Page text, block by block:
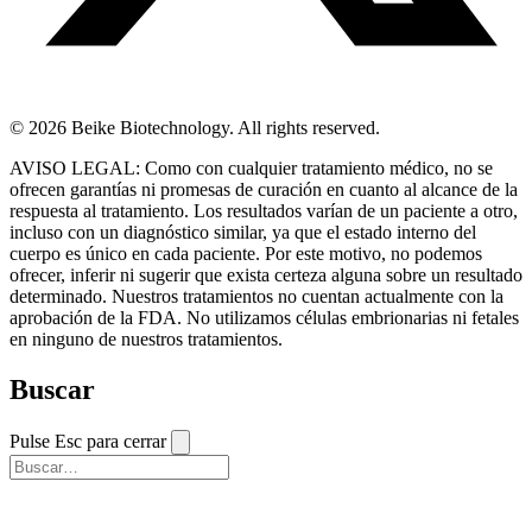
© 2026 Beike Biotechnology. All rights reserved.
AVISO LEGAL: Como con cualquier tratamiento médico, no se
ofrecen garantías ni promesas de curación en cuanto al alcance de la
respuesta al tratamiento. Los resultados varían de un paciente a otro,
incluso con un diagnóstico similar, ya que el estado interno del
cuerpo es único en cada paciente. Por este motivo, no podemos
ofrecer, inferir ni sugerir que exista certeza alguna sobre un resultado
determinado. Nuestros tratamientos no cuentan actualmente con la
aprobación de la FDA. No utilizamos células embrionarias ni fetales
en ninguno de nuestros tratamientos.
Buscar
Pulse Esc para cerrar